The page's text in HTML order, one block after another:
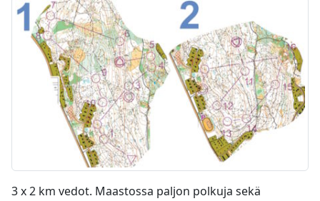
3 x 2 km vedot. Maastossa paljon polkuja sekä